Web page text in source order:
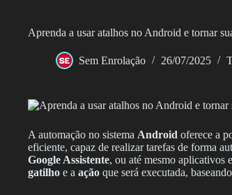
Aprenda a usar atalhos no Android e tornar
Sem Enrolação 26/07/2025
A automação no sistema Android oferece a
eficiente, capaz de realizar tarefas de forma
Google Assistente, ou até mesmo aplicativos
gatilho e a ação que será executada,